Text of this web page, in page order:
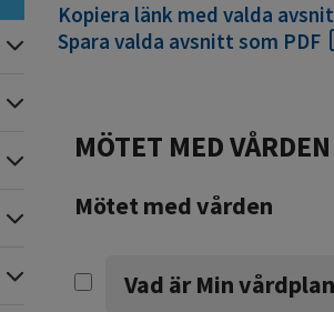
Expandera
Expandera
Expandera
Expandera
Kopiera länk med valda
Spara valda avsnitt som PDF
MÖTET MED VÅRDEN
Mötet med vården
Vad är Min